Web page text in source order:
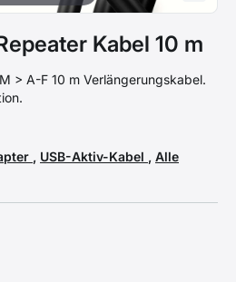
Kabel 10 m
> A-F 10 m Verlängerungskabel.
, USB-Aktiv-Kabel , Alle